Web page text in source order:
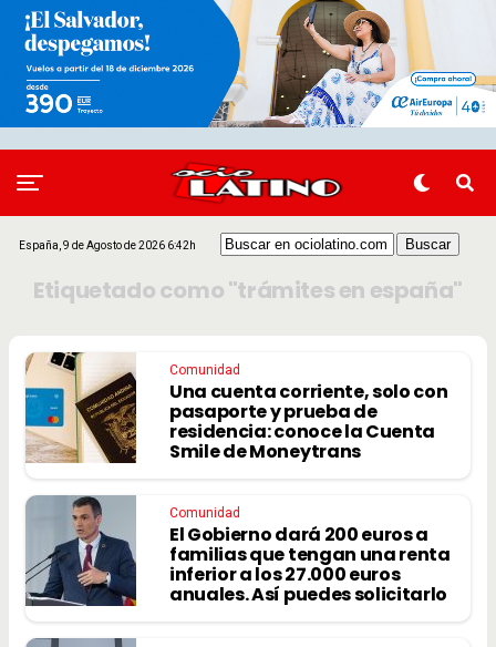
España, 9 de Agosto de 2026 6:42h
Etiquetado como "trámites en españa"
Comunidad
Una cuenta corriente, solo con
pasaporte y prueba de
residencia: conoce la Cuenta
Smile de Moneytrans
Comunidad
El Gobierno dará 200 euros a
familias que tengan una renta
inferior a los 27.000 euros
anuales. Así puedes solicitarlo